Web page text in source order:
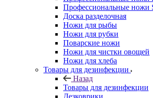
Профессиональные ножи
Доска разделочная
Ножи для рыбы
Ножи для рубки
Поварские ножи
Ножи для чистки овощей
Ножи для хлеба
Товары для дезинфекции
Назад
Товары для дезинфекции
Дезковрики